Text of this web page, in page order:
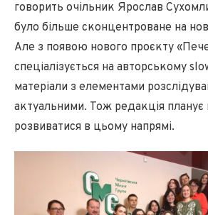
говорить очільник Ярослав
було більше сконцентроване на
Але з появою нового проєкту
спеціалізується на авторському
матеріали з елементами
актуальними. Тож редакція планує
розвиватися в цьому напрямі.